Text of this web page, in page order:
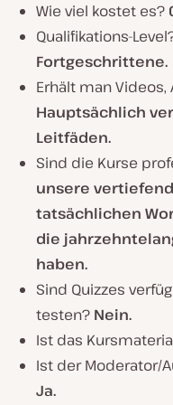
Wie viel kostet es?
Qualifikations-
Fortgeschrittene.
Erhält man
Hauptsächlich
Leitfäden.
Sind die Kurse
unsere
tatsächlichen
die
haben.
Sind Quizzes
testen? Nein.
Ist das
Ist der Moderator/
Ja.